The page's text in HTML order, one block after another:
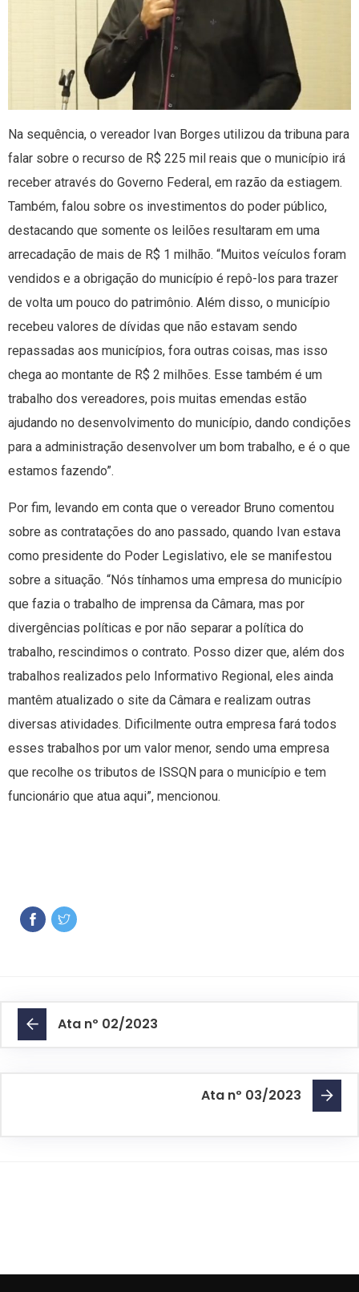
Na sequência, o vereador Ivan Borges utilizou da tribuna para
falar sobre o recurso de R$ 225 mil reais que o município irá
receber através do Governo Federal, em razão da estiagem.
Também, falou sobre os investimentos do poder público,
destacando que somente os leilões resultaram em uma
arrecadação de mais de R$ 1 milhão. “Muitos veículos foram
vendidos e a obrigação do município é repô-los para trazer
de volta um pouco do patrimônio. Além disso, o município
recebeu valores de dívidas que não estavam sendo
repassadas aos municípios, fora outras coisas, mas isso
chega ao montante de R$ 2 milhões. Esse também é um
trabalho dos vereadores, pois muitas emendas estão
ajudando no desenvolvimento do município, dando condições
para a administração desenvolver um bom trabalho, e é o que
estamos fazendo”.
Por fim, levando em conta que o vereador Bruno comentou
sobre as contratações do ano passado, quando Ivan estava
como presidente do Poder Legislativo, ele se manifestou
sobre a situação. “Nós tínhamos uma empresa do município
que fazia o trabalho de imprensa da Câmara, mas por
divergências políticas e por não separar a política do
trabalho, rescindimos o contrato. Posso dizer que, além dos
trabalhos realizados pelo Informativo Regional, eles ainda
mantêm atualizado o site da Câmara e realizam outras
diversas atividades. Dificilmente outra empresa fará todos
esses trabalhos por um valor menor, sendo uma empresa
que recolhe os tributos de ISSQN para o município e tem
funcionário que atua aqui”, mencionou.
Ata nº 02/2023
Ata nº 03/2023